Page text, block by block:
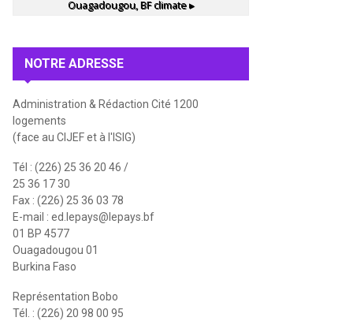
Ouagadougou, BFclimate ▸
NOTRE ADRESSE
Administration & Rédaction Cité 1200
logements
(face au CIJEF et à l'ISIG)
Tél : (226) 25 36 20 46 /
25 36 17 30
Fax : (226) 25 36 03 78
E-mail : ed.lepays@lepays.bf
01 BP 4577
Ouagadougou 01
Burkina Faso
Représentation Bobo
Tél. : (226) 20 98 00 95